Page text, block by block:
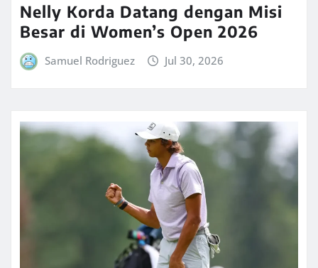
Nelly Korda Datang dengan Misi
Besar di Women’s Open 2026
Samuel Rodriguez Jul 30, 2026